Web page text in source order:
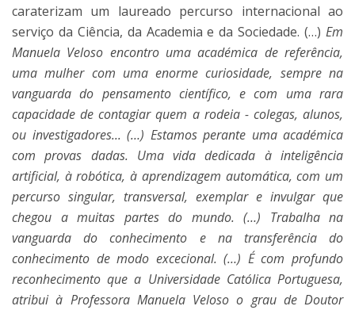
caraterizam um laureado percurso internacional ao
serviço da Ciência, da Academia e da Sociedade. (…) Em
Manuela Veloso encontro uma académica de referência,
uma mulher com uma enorme curiosidade, sempre na
vanguarda do pensamento científico, e com uma rara
capacidade de contagiar quem a rodeia - colegas, alunos,
ou investigadores... (…) Estamos perante uma académica
com provas dadas. Uma vida dedicada à inteligência
artificial, à robótica, à aprendizagem automática, com um
percurso singular, transversal, exemplar e invulgar que
chegou a muitas partes do mundo. (…) Trabalha na
vanguarda do conhecimento e na transferência do
conhecimento de modo excecional. (…) É com profundo
reconhecimento que a Universidade Católica Portuguesa,
atribui à Professora Manuela Veloso o grau de Doutor